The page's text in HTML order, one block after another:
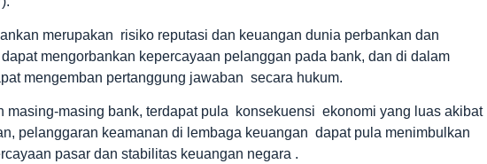
merupakan risiko reputasi dan keuangan dunia perbankan dan
mengorbankan kepercayaan pelanggan pada bank, dan di dalam
mengemban pertanggung jawaban secara hukum.
masing-masing bank, terdapat pula konsekuensi ekonomi yang luas akibat
pelanggaran keamanan di lembaga keuangan dapat pula menimbulkan
pasar dan stabilitas keuangan negara .